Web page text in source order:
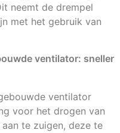
neemt de drempel
met het gebruik van
ventilator: sneller
ventilator
voor het drogen van
te zuigen, deze te